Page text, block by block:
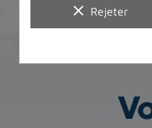
clear Rejeter